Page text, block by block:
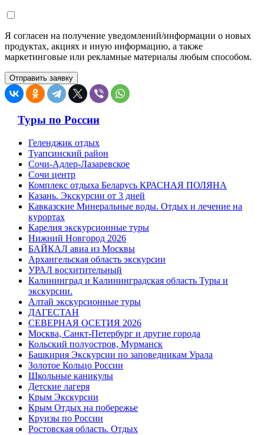
Я согласен на получение уведомлений/информации о новых
продуктах, акциях и иную информацию, а также
маркетинговые или рекламные материалы любым способом.
Туры по России
Геленджик отдых
Туапсинский район
Сочи-Адлер-Лазаревское
Сочи центр
Комплекс отдыха Беларусь КРАСНАЯ ПОЛЯНА
Казань. Экскурсии от 3 дней
Кавказские Минеральные воды. Отдых и лечение на
курортах
Карелия экскурсионные туры
Нижний Новгород 2026
БАЙКАЛ авиа из Москвы
Архангельская область экскурсии
УРАЛ восхитительный
Калининград и Калининградская область Туры и
экскурсии.
Алтай экскурсионные туры
ДАГЕСТАН
СЕВЕРНАЯ ОСЕТИЯ 2026
Москва, Санкт-Петербург и другие города
Кольский полуостров, Мурманск
Башкирия Экскурсии по заповедникам Урала
Золотое Кольцо России
Школьные каникулы
Детские лагеря
Крым Экскурсии
Крым Отдых на побережье
Круизы по России
Ростовская область. Отдых